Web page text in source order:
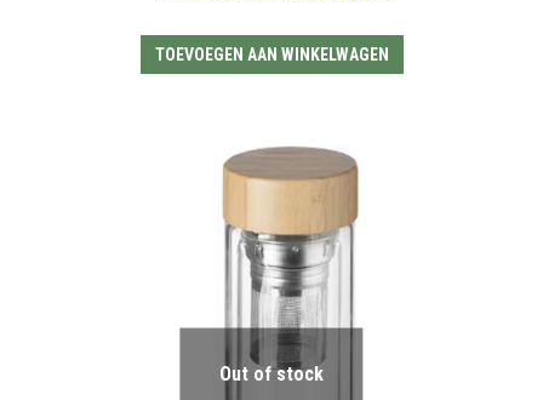
TOEVOEGEN AAN WINKELWAGEN
Out of stock